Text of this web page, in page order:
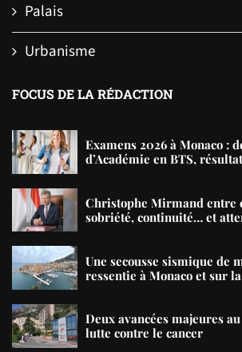
Palais
Urbanisme
FOCUS DE LA RÉDACTION
Examens 2026 à Monaco :
d’Académie en BTS,
Christophe Mirmand entre
sobriété, continuité… et
Une secousse sismique de
ressentie à Monaco et sur
Deux avancées majeures
lutte contre le cancer